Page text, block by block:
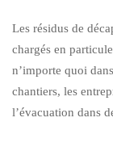
Les résidus de
chargés en
n’importe quoi
chantiers, les
l’évacuation dans